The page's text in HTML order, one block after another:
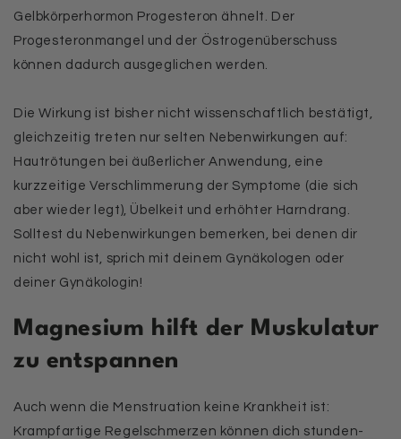
Gelbkörperhormon Progesteron ähnelt. Der
Progesteronmangel und der Östrogenüberschuss
können dadurch ausgeglichen werden.
Die Wirkung ist bisher nicht wissenschaftlich bestätigt,
gleichzeitig treten nur selten Nebenwirkungen auf:
Hautrötungen bei äußerlicher Anwendung, eine
kurzzeitige Verschlimmerung der Symptome (die sich
aber wieder legt), Übelkeit und erhöhter Harndrang.
Solltest du Nebenwirkungen bemerken, bei denen dir
nicht wohl ist, sprich mit deinem Gynäkologen oder
deiner Gynäkologin!
Magnesium hilft der Muskulatur
zu entspannen
Auch wenn die Menstruation keine Krankheit ist:
Krampfartige Regelschmerzen können dich stunden-